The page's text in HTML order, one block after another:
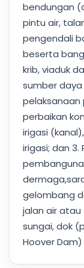
bendungan
pintu air,
pengendali
beserta
krib, viaduk
sumber daya
pelaksanaan
perbaikan
irigasi
irigasi; dan
gelombang
jalan air atau
sungai, dok
Hoover